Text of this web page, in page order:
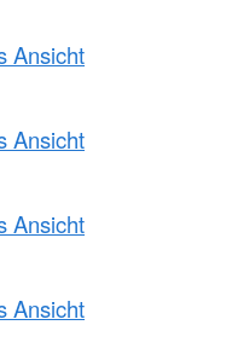
Ansicht
Ansicht
Ansicht
Ansicht